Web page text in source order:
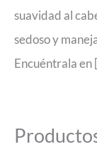
suavidad al
sedoso y
Encuéntrala en